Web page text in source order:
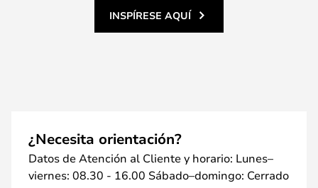
INSPÍRESE AQUÍ
¿Necesita orientación?
Datos de Atención al Cliente y horario: Lunes–
viernes: 08.30 - 16.00 Sábado–domingo: Cerrado